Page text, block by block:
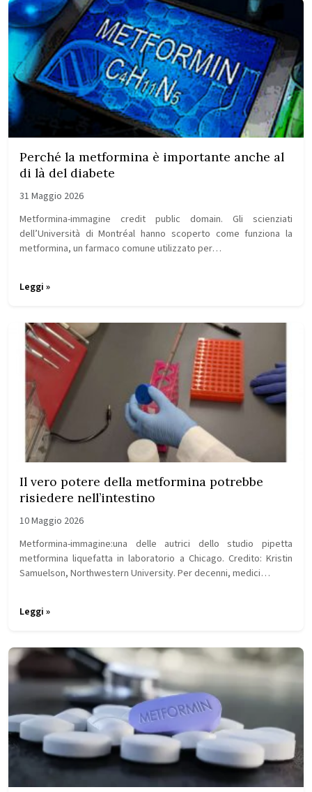
Perché la metformina è importante anche al
di là del diabete
31 Maggio 2026
Metformina-immagine credit public domain. Gli scienziati
dell’Università di Montréal hanno scoperto come funziona la
metformina, un farmaco comune utilizzato per…
Leggi »
Il vero potere della metformina potrebbe
risiedere nell’intestino
10 Maggio 2026
Metformina-immagine:una delle autrici dello studio pipetta
metformina liquefatta in laboratorio a Chicago. Credito: Kristin
Samuelson, Northwestern University. Per decenni, medici…
Leggi »